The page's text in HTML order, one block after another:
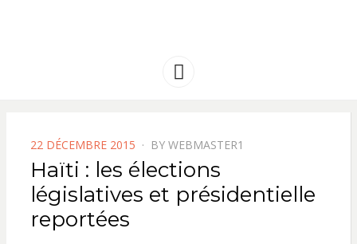
AMERIQUE
Menu
POSTED
ON
22 DÉCEMBRE 2015 BY WEBMASTER1
Haïti : les élections
législatives et présidentielle
reportées